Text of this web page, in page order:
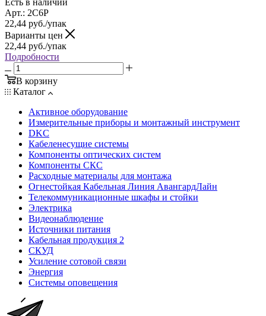
Есть в наличии
Арт.: 2C6P
22,44 руб./упак
Варианты цен
22,44 руб./упак
Подробности
В корзину
Каталог
Активное оборудование
Измерительные приборы и монтажный инструмент
DKC
Кабеленесущие системы
Компоненты оптических систем
Компоненты СКС
Расходные материалы для монтажа
Огнестойкая Кабельная Линия АвангардЛайн
Телекоммуникационные шкафы и стойки
Электрика
Видеонаблюдение
Источники питания
Кабельная продукция 2
СКУД
Усиление сотовой связи
Энергия
Системы оповещения